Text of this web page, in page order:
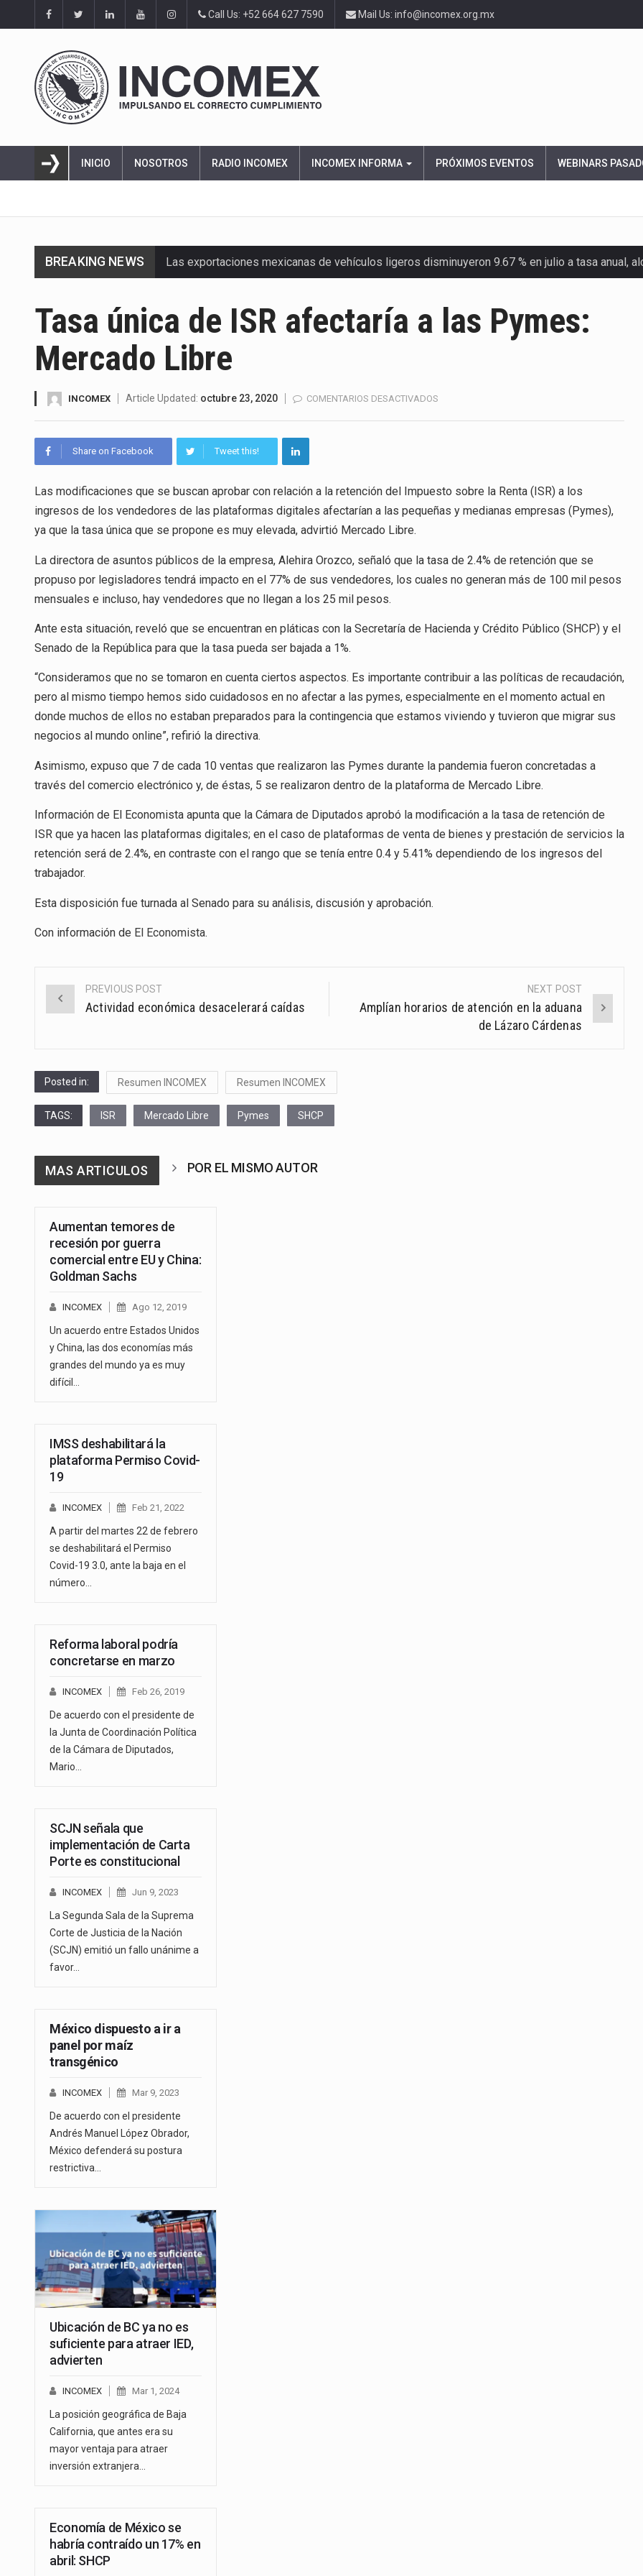
Call Us: +52 664 627 7590 Mail Us: info@incomex.org.mx
INICIO NOSOTROS RADIO INCOMEX INCOMEX INFORMA PRÓXIMOS EVENTOS WEBINARS
BREAKING NEWS Las exportaciones mexicanas de vehículos ligeros disminuyeron 9.67 % en julio a tasa anual,
La Coalition for a Prosperous America (CPA) solicitó al gobierno de Estados Unidos mantener
Solo el 17.8 % de las empresas en México se considera totalmente preparada para la…
Ante la suspensión temporal de las inspecciones sanitarias del Departamento de Agricultura
Los créditos fiscales determinados a empresas IMMEX rara vez nacen de una interpretación
La industria automotriz mexicana concentra más de la mitad de las quejas bajo el Mecanismo…
La inversión fija bruta en México registró un aumento de 1.1% interanual en mayo de…
El gobierno de Estados Unidos anunciará un arancel del 15 % sobre los productos fabricados…
El Departamento de Agricultura de Estados Unidos (USDA) suspendió el 5 de agosto de 2026…
Tasa única de ISR afectaría a las Pymes:
Mercado Libre
INCOMEX Article Updated: octubre 23, 2020 COMENTARIOS DESACTIVADOS
A
LAS
PYMES:
Share on Facebook Tweet this!
Las modificaciones que se buscan aprobar con relación a la retención del Impuesto sobre la Renta (ISR) a los
ingresos de los vendedores de las plataformas digitales afectarían a las pequeñas y medianas empresas (Pymes),
ya que la tasa única que se propone es muy elevada, advirtió Mercado Libre.
La directora de asuntos públicos de la empresa, Alehira Orozco, señaló que la tasa de 2.4% de retención que se
propuso por legisladores tendrá impacto en el 77% de sus vendedores, los cuales no generan más de 100 mil pesos
mensuales e incluso, hay vendedores que no llegan a los 25 mil pesos.
Ante esta situación, reveló que se encuentran en pláticas con la Secretaría de Hacienda y Crédito Público (SHCP) y el
Senado de la República para que la tasa pueda ser bajada a 1%.
“Consideramos que no se tomaron en cuenta ciertos aspectos. Es importante contribuir a las políticas de recaudación,
pero al mismo tiempo hemos sido cuidadosos en no afectar a las pymes, especialmente en el momento actual en
donde muchos de ellos no estaban preparados para la contingencia que estamos viviendo y tuvieron que migrar sus
negocios al mundo online”, refirió la directiva.
Asimismo, expuso que 7 de cada 10 ventas que realizaron las Pymes durante la pandemia fueron concretadas a
través del comercio electrónico y, de éstas, 5 se realizaron dentro de la plataforma de Mercado Libre.
Información de El Economista apunta que la Cámara de Diputados aprobó la modificación a la tasa de retención de
ISR que ya hacen las plataformas digitales; en el caso de plataformas de venta de bienes y prestación de servicios la
retención será de 2.4%, en contraste con el rango que se tenía entre 0.4 y 5.41% dependiendo de los ingresos del
trabajador.
Esta disposición fue turnada al Senado para su análisis, discusión y aprobación.
Con información de El Economista.
Post
PREVIOUS POST
Actividad económica desacelerará caídas
NEXT POST
Amplían horarios de atención en la aduana
de Lázaro Cárdenas
Posted in: Resumen INCOMEX Resumen INCOMEX
TAGS: ISR Mercado Libre Pymes SHCP
MAS ARTICULOS POR EL MISMO AUTOR
Aumentan temores de
recesión por guerra
comercial entre EU y China:
Goldman Sachs
INCOMEX Ago 12, 2019
Un acuerdo entre Estados Unidos
y China, las dos economías más
grandes del mundo ya es muy
difícil…
IMSS deshabilitará la
plataforma Permiso Covid-
19
INCOMEX Feb 21, 2022
A partir del martes 22 de febrero
se deshabilitará el Permiso
Covid-19 3.0, ante la baja en el
número…
Reforma laboral podría
concretarse en marzo
INCOMEX Feb 26, 2019
De acuerdo con el presidente de
la Junta de Coordinación Política
de la Cámara de Diputados,
Mario…
SCJN señala que
implementación de Carta
Porte es constitucional
INCOMEX Jun 9, 2023
La Segunda Sala de la Suprema
Corte de Justicia de la Nación
(SCJN) emitió un fallo unánime a
favor…
México dispuesto a ir a
panel por maíz
transgénico
INCOMEX Mar 9, 2023
De acuerdo con el presidente
Andrés Manuel López Obrador,
México defenderá su postura
restrictiva…
Ubicación de BC ya no es
suficiente para atraer IED,
advierten
INCOMEX Mar 1, 2024
La posición geográfica de Baja
California, que antes era su
mayor ventaja para atraer
inversión extranjera…
Economía de México se
habría contraído un 17% en
abril: SHCP